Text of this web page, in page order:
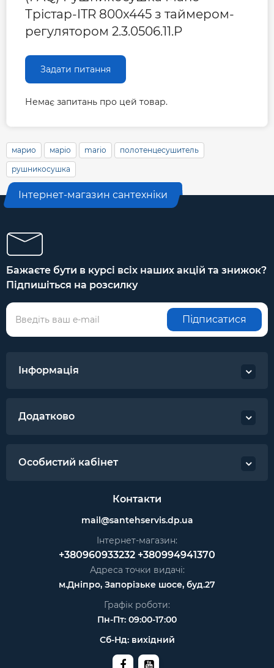
Трістар-ITR 800x445 з таймером-
регулятором 2.3.0506.11.P
Задати питання
Немає запитань про цей товар.
марио маріо mario полотенцесушитель
рушникосушка
Інтернет-магазин сантехніки
Бажаєте бути в курсі всіх наших акцій та знижок?
Підпишіться на розсилку
Підписатися
Інформація
Додатково
Особистий кабінет
Контакти
mail@santehservis.dp.ua
Інтернет-магазин:
+380960933232 +380994941370
Адреса точки видачі:
м.Дніпро, Запорізьке шосе, буд.27
Графік роботи:
Пн-Пт: 09:00-17:00
Сб-Нд: вихідний